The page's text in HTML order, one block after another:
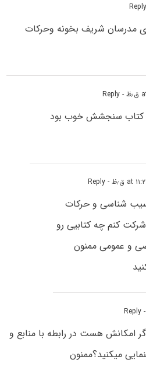
مدرسان شریف بخونه وحرکات
- Reply
کتاب سنجشش خوب بود
- Reply
شناسی و حرکات
کنم چه کتابیی رو
و عمومی ممنون
-
امکانش هست در رابطه با منابع و